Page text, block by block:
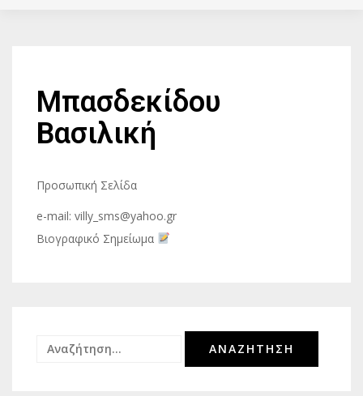
Μπασδεκίδου
Βασιλική
Προσωπική Σελίδα
e-mail: villy_sms@yahoo.gr
Βιογραφικό Σημείωμα
Αναζήτηση